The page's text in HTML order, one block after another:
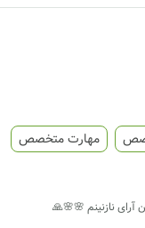
مهارت متخصص
آرای نازنینم 🌸🌸🙏